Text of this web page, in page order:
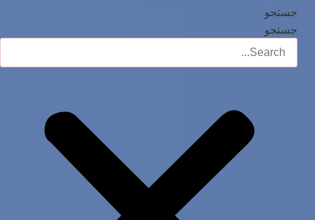
جستجو
جستجو